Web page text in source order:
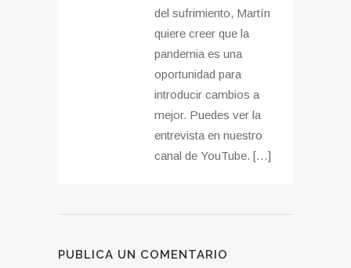
del sufrimiento, Martín
quiere creer que la
pandemia es una
oportunidad para
introducir cambios a
mejor. Puedes ver la
entrevista en nuestro
canal de YouTube. […]
PUBLICA UN COMENTARIO